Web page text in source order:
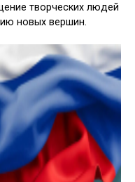
творческих людей
новых вершин.